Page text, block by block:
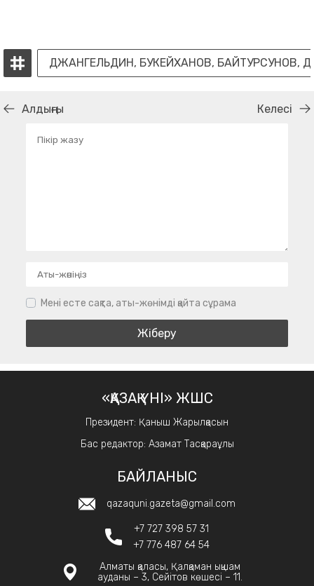
ДЖАНГЕЛЬДИН, БУКЕЙХАНОВ, БАЙТУРСУНОВ,
Алдыңғы Келесі
Мені есте сақта, аты-жөнімді қайта сұрама
«ҚАЗАҚ ҮНІ» ЖШС
Президент: Қаныш Жарылқасын
Бас редактор: Азамат Тасқараұлы
БАЙЛАНЫС
qazaquni.gazeta@gmail.com
+7 727 398 57 31
+7 776 487 64 54
Алматы қаласы, Қалқаман ықшам
ауданы – 3, Сейітов көшесі – 11.